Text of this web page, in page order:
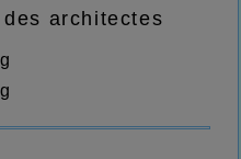
architectes